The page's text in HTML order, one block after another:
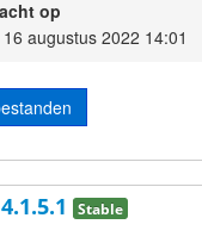
op
augustus 2022 14:01
Stable